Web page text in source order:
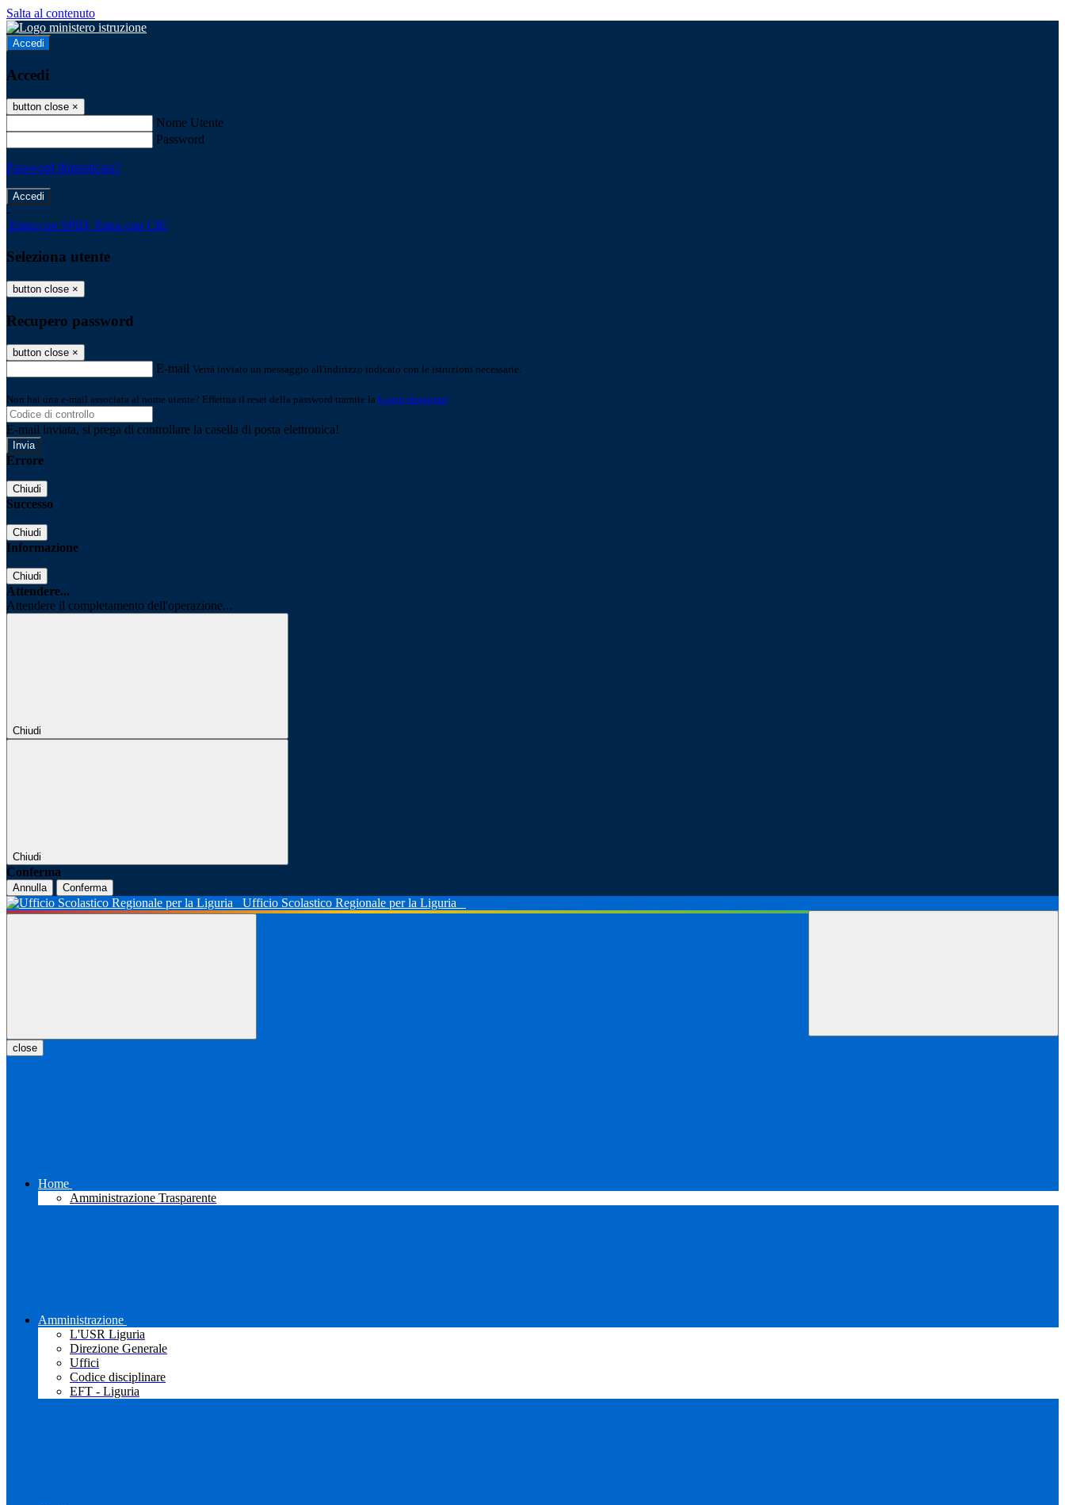
Salta al contenuto
Accedi
Accedi
button close ×
Nome Utente
Password
Password dimenticata?
-
Entra con SPID Entra con CIE
Seleziona utente
button close ×
Recupero password
button close ×
E-mail Verrà inviato un messaggio all'indirizzo indicato con le istruzioni necessarie.
Non hai una e-mail associata al nome utente? Effettua il reset della password tramite la Login Spaggiari
E-mail inviata, si prega di controllare la casella di posta elettronica!
Errore
Chiudi
Successo
Chiudi
Informazione
Chiudi
Attendere...
Attendere il completamento dell'operazione...
Chiudi
Chiudi
Conferma
Annulla Conferma
Ufficio Scolastico Regionale per la Liguria
close
Home
Amministrazione Trasparente
Amministrazione
L'USR Liguria
Direzione Generale
Uffici
Codice disciplinare
EFT - Liguria